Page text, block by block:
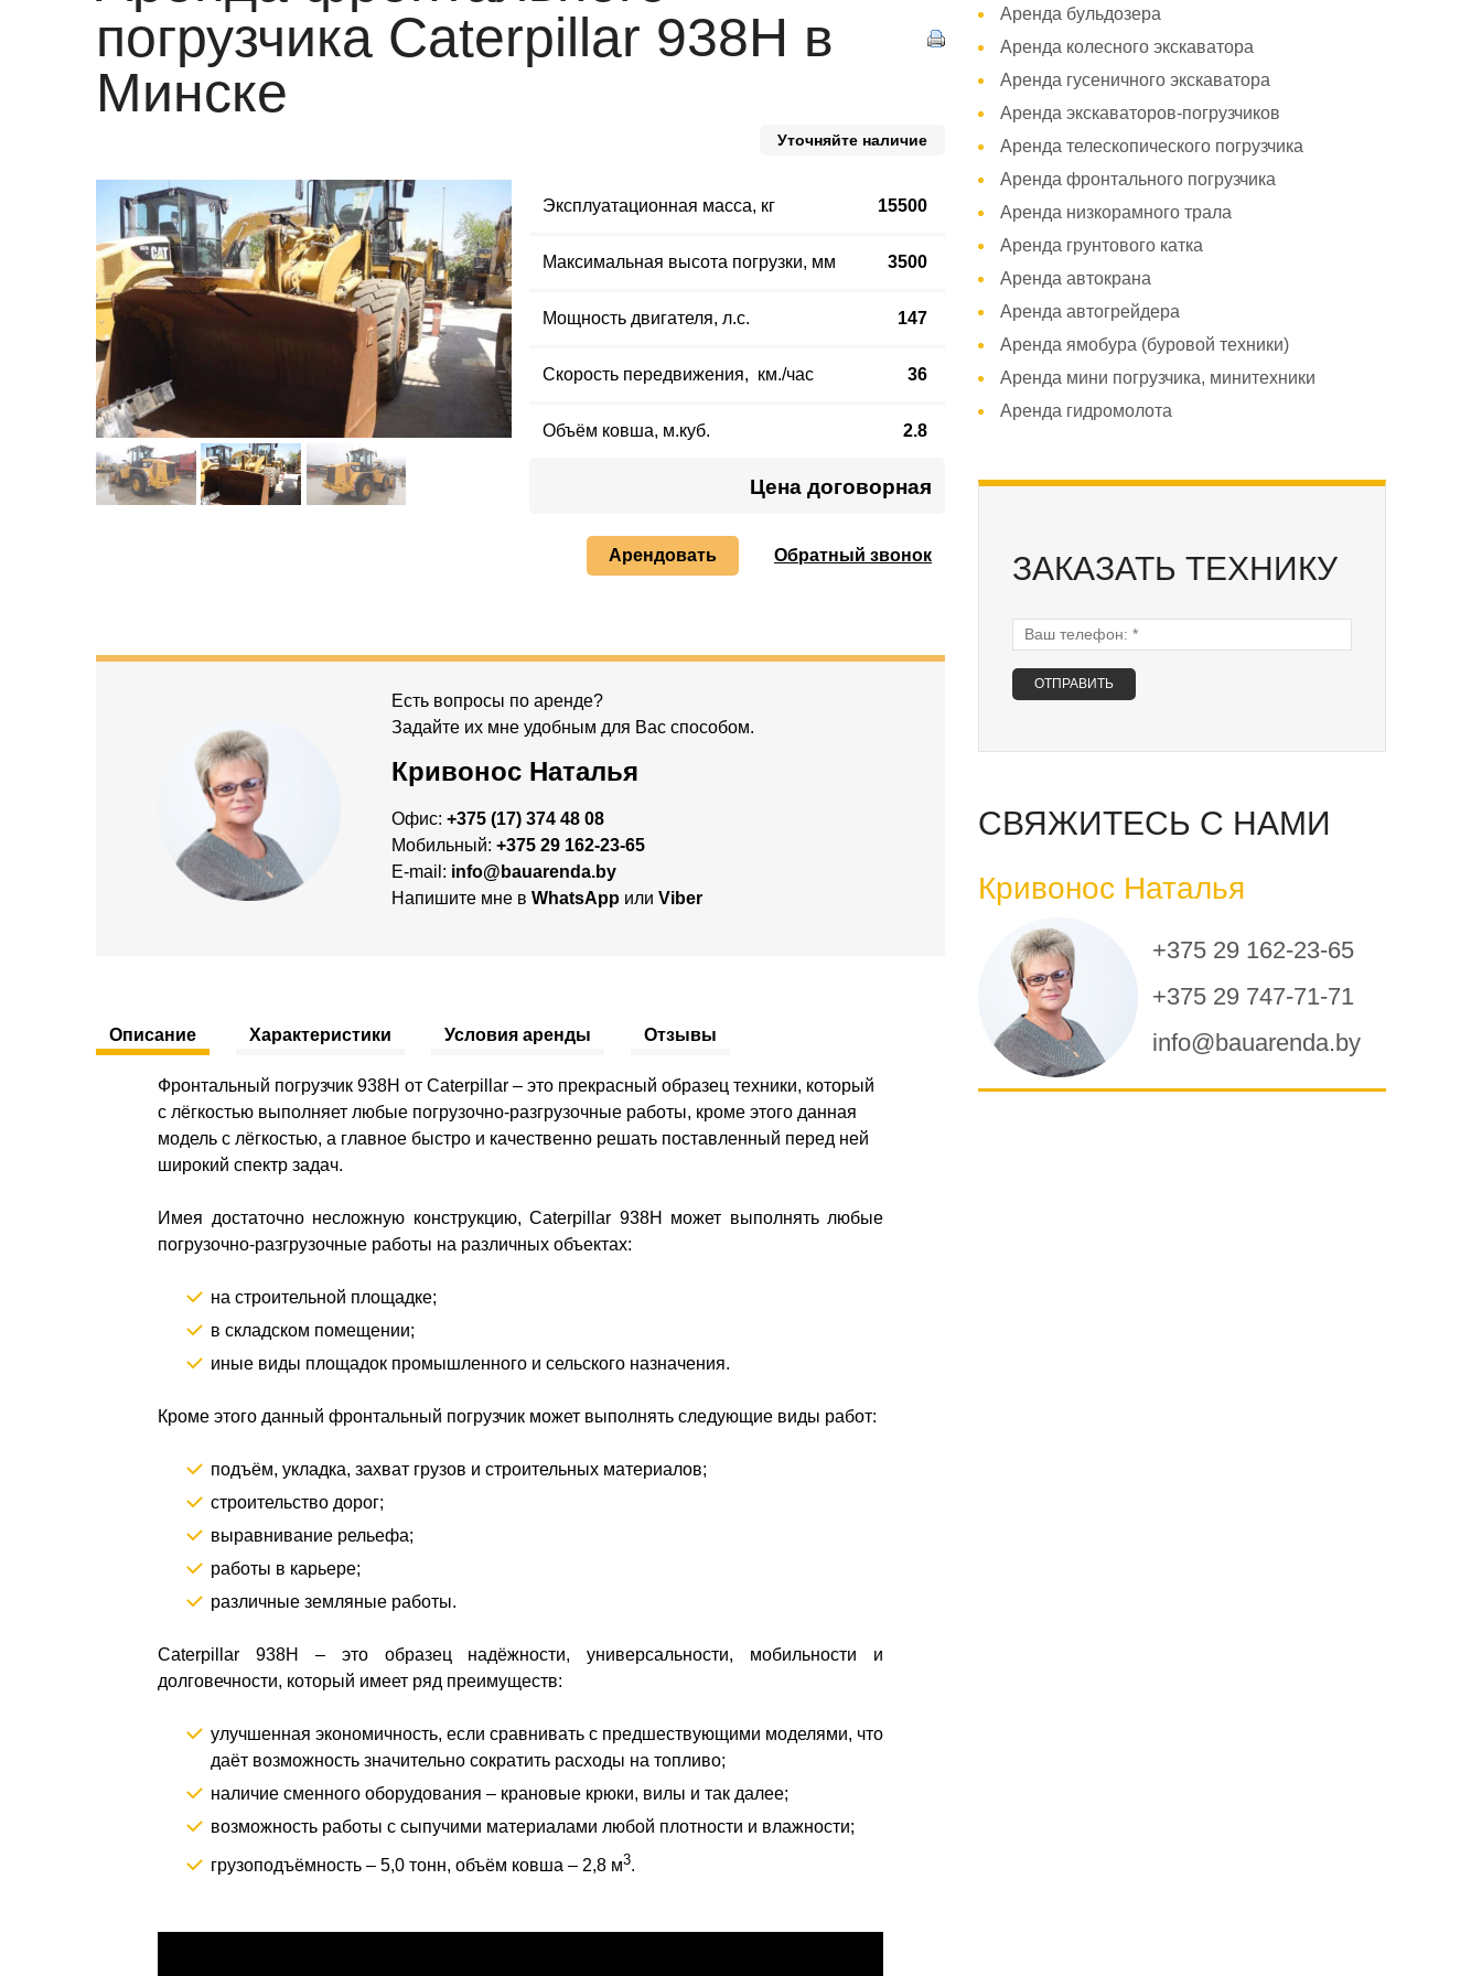
погрузчика Caterpillar 938H в
Минске
Уточняйте наличие
Эксплуатационная масса, кг 15500
Максимальная высота погрузки, мм 3500
Мощность двигателя, л.с. 147
Скорость передвижения, км./час 36
Объём ковша, м.куб. 2.8
Цена договорная
Арендовать Обратный звонок
Есть вопросы по аренде?
Задайте их мне удобным для Вас способом.
Кривонос Наталья
Офис: +375 (17) 374 48 08
Мобильный: +375 29 162-23-65
E-mail: info@bauarenda.by
Напишите мне в WhatsApp или Viber
Описание Характеристики Условия аренды Отзывы
Фронтальный погрузчик 938H от Caterpillar – это прекрасный образец техники, который
с лёгкостью выполняет любые погрузочно-разгрузочные работы, кроме этого данная
модель с лёгкостью, а главное быстро и качественно решать поставленный перед ней
широкий спектр задач.
Имея достаточно несложную конструкцию, Caterpillar 938H может выполнять любые
погрузочно-разгрузочные работы на различных объектах:
на строительной площадке;
в складском помещении;
иные виды площадок промышленного и сельского назначения.
Кроме этого данный фронтальный погрузчик может выполнять следующие виды работ:
подъём, укладка, захват грузов и строительных материалов;
строительство дорог;
выравнивание рельефа;
работы в карьере;
различные земляные работы.
Caterpillar 938H – это образец надёжности, универсальности, мобильности и
долговечности, который имеет ряд преимуществ:
улучшенная экономичность, если сравнивать с предшествующими моделями, что
даёт возможность значительно сократить расходы на топливо;
наличие сменного оборудования – крановые крюки, вилы и так далее;
возможность работы с сыпучими материалами любой плотности и влажности;
грузоподъёмность – 5,0 тонн, объём ковша – 2,8 м3.
Аренда бульдозера
Аренда колесного экскаватора
Аренда гусеничного экскаватора
Аренда экскаваторов-погрузчиков
Аренда телескопического погрузчика
Аренда фронтального погрузчика
Аренда низкорамного трала
Аренда грунтового катка
Аренда автокрана
Аренда автогрейдера
Аренда ямобура (буровой техники)
Аренда мини погрузчика, минитехники
Аренда гидромолота
ЗАКАЗАТЬ ТЕХНИКУ
Ваш телефон:
СВЯЖИТЕСЬ С НАМИ
Кривонос Наталья
+375 29 162-23-65
+375 29 747-71-71
info@bauarenda.by